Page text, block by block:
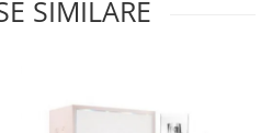
SIMILARE